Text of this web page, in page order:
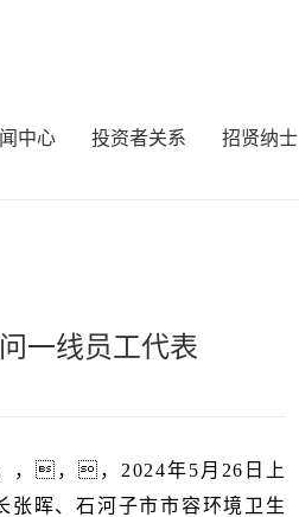
中心 投资者关系 招贤纳士
一线员工代表
，，，2024年5月26日上
晖、石河子市市容环境卫生